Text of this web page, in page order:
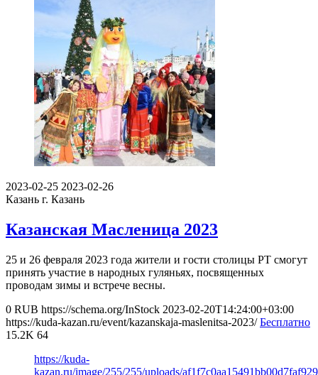
2023-02-25 2023-02-26
Казань г. Казань
Казанская Масленица 2023
25 и 26 февраля 2023 года жители и гости столицы РТ смогут
принять участие в народных гуляньях, посвященных
проводам зимы и встрече весны.
0 RUB https://schema.org/InStock 2023-02-20T14:24:00+03:00
https://kuda-kazan.ru/event/kazanskaja-maslenitsa-2023/ Бесплатно
15.2K 64
https://kuda-
kazan.ru/image/255/255/uploads/